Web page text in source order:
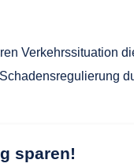
Verkehrssituation
sparen!